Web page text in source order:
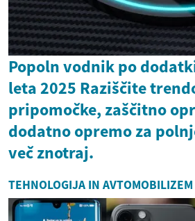
Popoln vodnik po
leta 2025 Raziščite
pripomočke, zaščitno
dodatno opremo za
več znotraj.
TEHNOLOGIJA IN AVTOMOBILIZEM